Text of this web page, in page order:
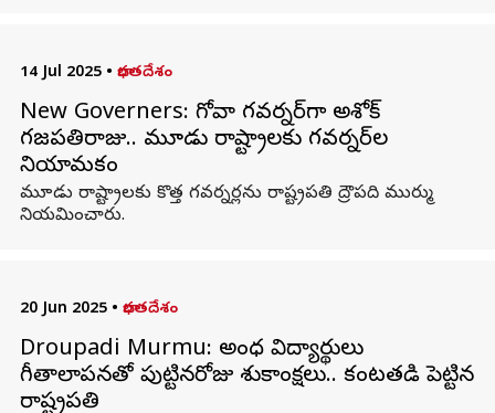
14 Jul 2025 • భారతదేశం
New Governers: గోవా గవర్నర్‌గా అశోక్‌
గజపతిరాజు.. మూడు రాష్ట్రాలకు గవర్నర్‌ల
నియామకం
మూడు రాష్ట్రాలకు కొత్త గవర్నర్లను రాష్ట్రపతి ద్రౌపది ముర్ము
నియమించారు.
20 Jun 2025 • భారతదేశం
Droupadi Murmu: అంధ విద్యార్థులు
గీతాలాపనతో పుట్టినరోజు శుభాకాంక్షలు.. కంటతడి పెట్టిన
రాష్ట్రపతి